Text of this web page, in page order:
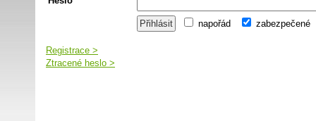
napořád zabezpečené
Registrace >
Ztracené heslo >